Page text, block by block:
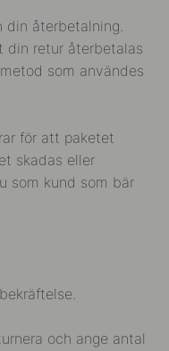
din återbetalning.
din retur återbetalas
som användes
för att paketet
skadas eller
som kund som bär
och ange antal